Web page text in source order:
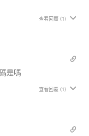
查看回覆 (1)
是嗎
查看回覆 (1)